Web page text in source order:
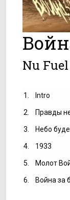
Nu Fuel
1. Intro
2. Правды
3. Небо
4. 1933
5. Молот
6. Война за